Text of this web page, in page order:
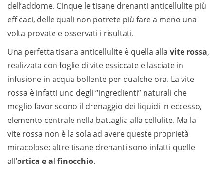
dell’addome. Cinque le tisane drenanti anticellulite più
efficaci, delle quali non potrete più fare a meno una
volta provate e osservati i risultati.
Una perfetta tisana anticellulite è quella alla vite rossa,
realizzata con foglie di vite essiccate e lasciate in
infusione in acqua bollente per qualche ora. La vite
rossa è infatti uno degli “ingredienti” naturali che
meglio favoriscono il drenaggio dei liquidi in eccesso,
elemento centrale nella battaglia alla cellulite. Ma la
vite rossa non è la sola ad avere queste proprietà
miracolose: altre tisane drenanti sono infatti quelle
all’ortica e al finocchio.